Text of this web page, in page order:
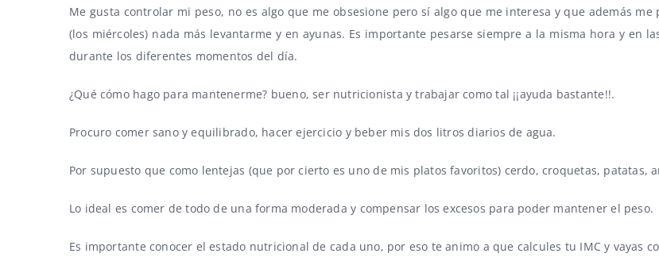
Me gusta controlar mi peso, no es algo que me obsesione pero sí algo que me interesa y que además
(los miércoles) nada más levantarme y en ayunas. Es importante pesarse siempre a la misma hora y en
durante los diferentes momentos del día.
¿Qué cómo hago para mantenerme? bueno, ser nutricionista y trabajar como tal ¡¡ayuda bastante!!.
Procuro comer sano y equilibrado, hacer ejercicio y beber mis dos litros diarios de agua.
Por supuesto que como lentejas (que por cierto es uno de mis platos favoritos) cerdo, croquetas, patatas,
Lo ideal es comer de todo de una forma moderada y compensar los excesos para poder mantener el peso.
Es importante conocer el estado nutricional de cada uno, por eso te animo a que calcules tu IMC y vayas